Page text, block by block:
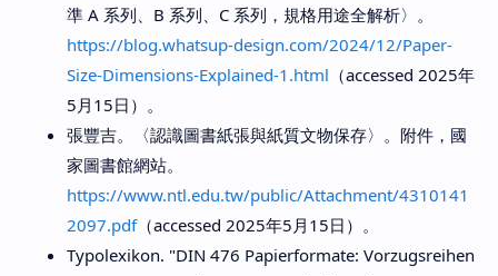
準 A 系列、B 系列、C 系列，規格用途全解析〉。
https://blog.whatsup-design.com/2024/12/Paper-
Size-Dimensions-Explained-1.html （accessed 2025年
5月15日）。
張豐吉。〈認識圖書紙張與紙質文物保存〉。附件，國
家圖書館網站。
https://www.ntl.edu.tw/public/Attachment/4310141
2097.pdf（accessed 2025年5月15日）。
Typolexikon. "DIN 476 Papierformate: Vorzugsreihen